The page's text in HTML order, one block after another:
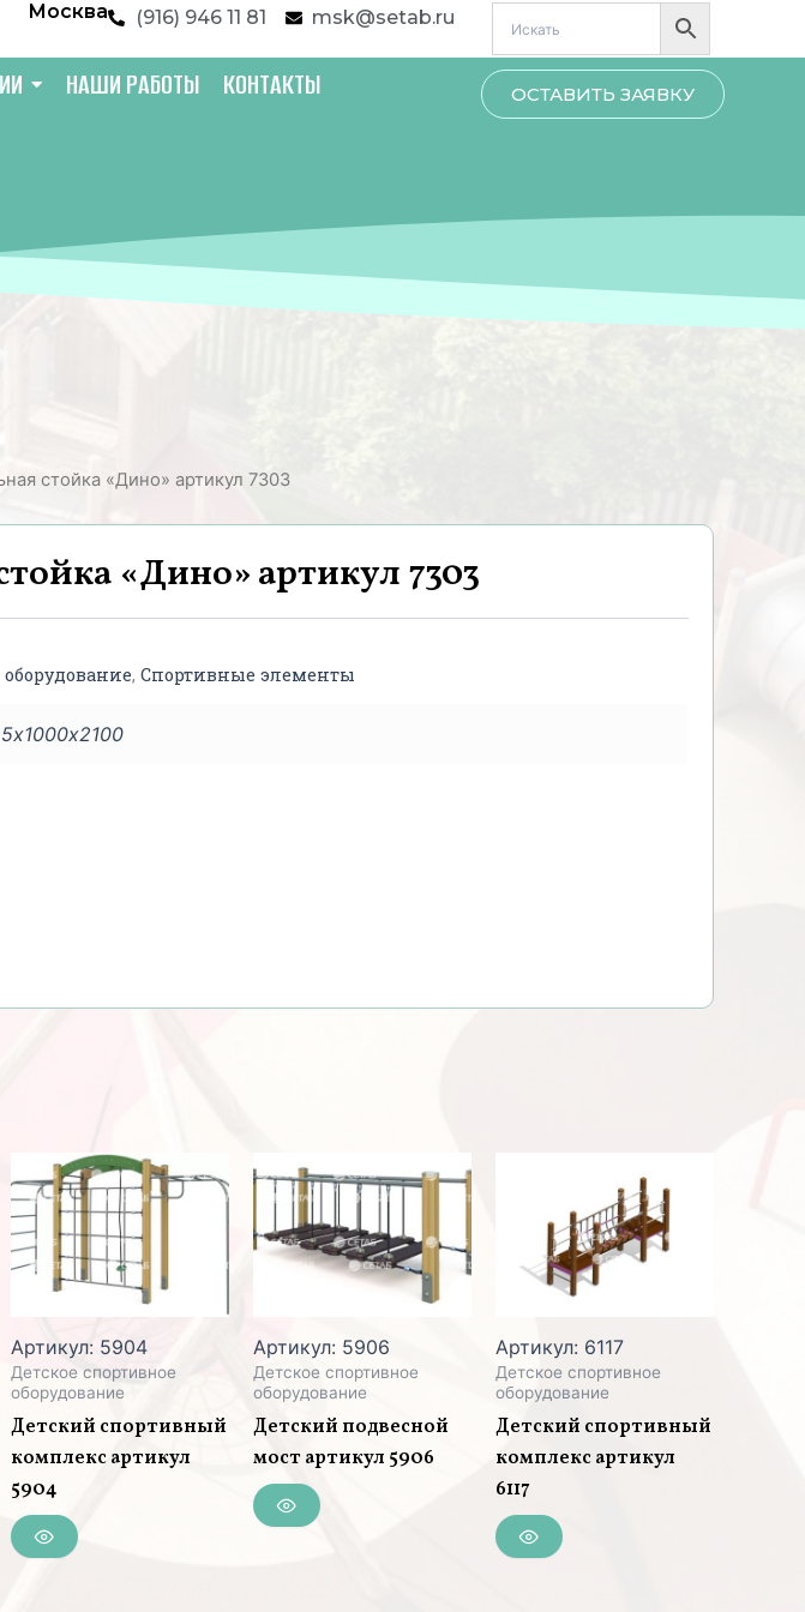
Москва (916) 946 11 81 msk@setab.ru
НАШИ РАБОТЫ КОНТАКТЫ ОСТАВИТЬ ЗАЯВКУ
стойка «Дино» артикул 7303
«Дино» артикул 7303
оборудование,Спортивные элементы
Артикул: 5904
Детское спортивное
оборудование
Детский спортивный
комплекс артикул
5904
Артикул: 5906
Детское спортивное
оборудование
Детский подвесной
мост артикул 5906
Артикул: 6117
Детское спортивное
оборудование
Детский спортивный
комплекс артикул
6117